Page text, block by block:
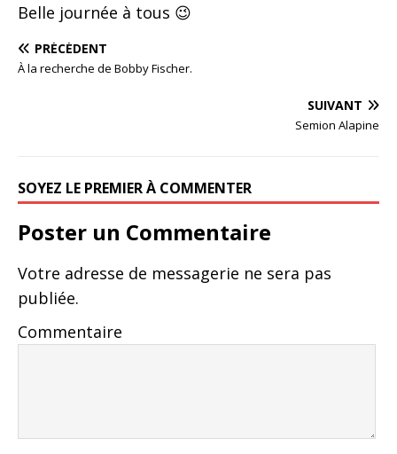
Belle journée à tous 😉
PRÉCÉDENT
À la recherche de Bobby Fischer.
SUIVANT
Semion Alapine
SOYEZ LE PREMIER À COMMENTER
Poster un Commentaire
Votre adresse de messagerie ne sera pas
publiée.
Commentaire